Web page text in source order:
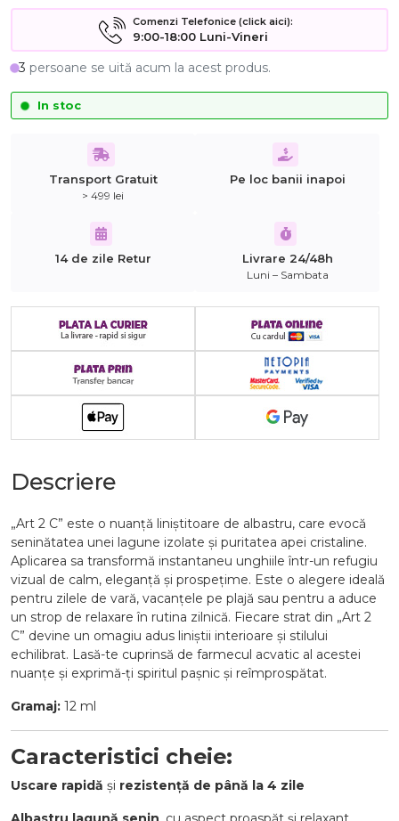
Comenzi Telefonice (click aici):
9:00-18:00 Luni-Vineri
3 persoane se uită acum la acest produs.
In stoc
Transport Gratuit
> 499 lei
Pe loc banii inapoi
14 de zile Retur Livrare 24/48h
Luni – Sambata
Descriere
„Art 2 C” este o nuanță liniștitoare de albastru, care evocă
seninătatea unei lagune izolate și puritatea apei cristaline.
Aplicarea sa transformă instantaneu unghiile într-un refugiu
vizual de calm, eleganță și prospețime. Este o alegere ideală
pentru zilele de vară, vacanțele pe plajă sau pentru a aduce
un strop de relaxare în rutina zilnică. Fiecare strat din „Art 2
C” devine un omagiu adus liniștii interioare și stilului
echilibrat. Lasă-te cuprinsă de farmecul acvatic al acestei
nuanțe și exprimă-ți spiritul pașnic și reîmprospătat.
Gramaj: 12 ml
Caracteristici cheie:
Uscare rapidă și rezistență de până la 4 zile